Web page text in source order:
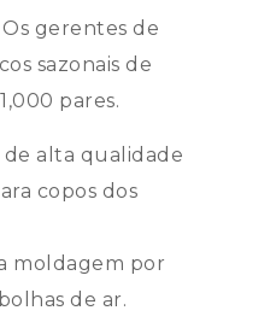
gerentes de
sazonais de
pares.
de alta qualidade
copos dos
moldagem por
de ar.